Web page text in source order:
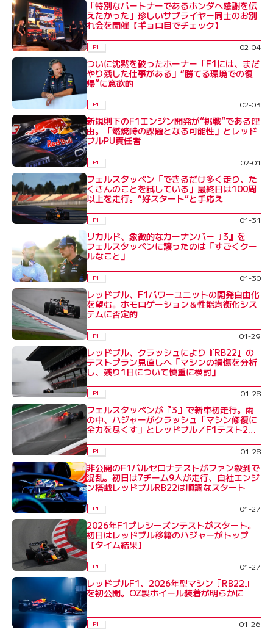
「特別なパートナーであるホンダへ感謝を伝
えたかった」珍しいサプライヤー同士のお別
れ会を開催【ギョロ目でチェック】
F1 02-04
ついに沈黙を破ったホーナー「F1には、まだ
やり残した仕事がある」“勝てる環境での復
帰”に意欲的
F1 02-03
新規則下のF1エンジン開発が“挑戦”である理
由。「燃焼時の課題となる可能性」とレッド
ブルPU責任者
F1 02-01
フェルスタッペン「できるだけ多く走り、た
くさんのことを試している」最終日は100周
以上を走行。“好スタート”と手応え
F1 01-31
リカルド、象徴的なカーナンバー『3』を
フェルスタッペンに譲ったのは「すごくクー
ルなこと」
F1 01-30
レッドブル、F1パワーユニットの開発自由化
を望む。ホモロゲーション＆性能均衡化シス
テムに否定的
F1 01-29
レッドブル、クラッシュにより『RB22』の
テストプラン見直しへ「マシンの損傷を分析
し、残り1日について慎重に検討」
F1 01-28
フェルスタッペンが『3』で新車初走行。雨
の中、ハジャーがクラッシュ「マシン修復に
全力を尽くす」とレッドブル／F1テスト2日
F1 01-28
非公開のF1バルセロナテストがファン殺到で
混乱。初日は7チーム9人が走行、自社エンジ
ン搭載レッドブルRB22は順調なスタート
F1 01-27
2026年F1プレシーズンテストがスタート。
初日はレッドブル移籍のハジャーがトップ
【タイム結果】
F1 01-27
レッドブルF1、2026年型マシン『RB22』
を初公開。OZ製ホイール装着が明らかに
F1 01-26